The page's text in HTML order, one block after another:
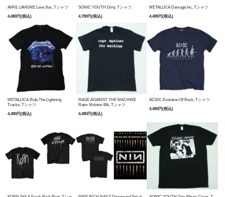
AVRIL LAVIGNE Love Sux, Tシャツ
4,480円(税込)
SONIC YOUTH Dirty, Tシャツ
4,780円(税込)
METALLICA Damage Inc, Tシャツ
4,480円(税込)
METALLICA Ride The Lightning
Tracks, Tシャツ
4,480円(税込)
RAGE AGAINST THE MACHINE
Ratm Molotov Blk, Tシャツ
4,480円(税込)
AC/DC Evolution Of Rock, Tシャツ
4,480円(税込)